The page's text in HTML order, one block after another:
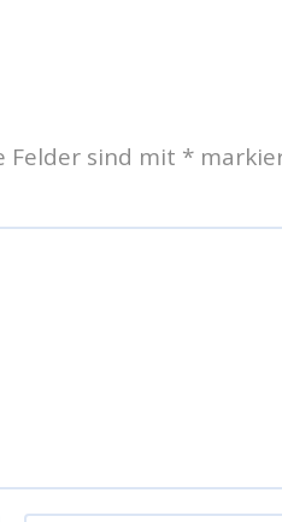
Felder sind mit *